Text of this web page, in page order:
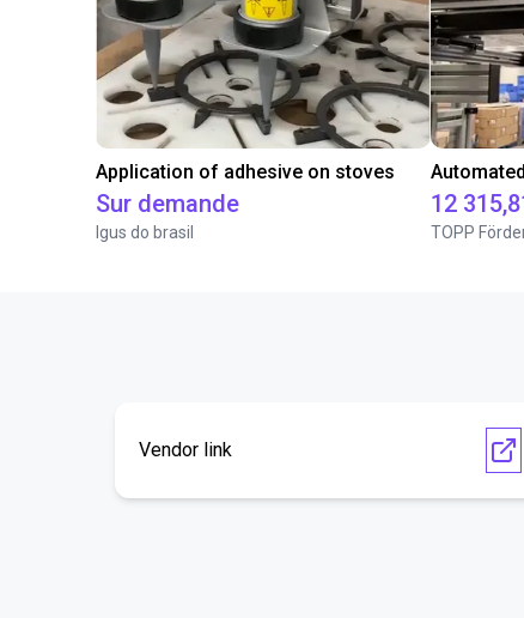
Application of adhesive on stoves
Sur demande
Igus do brasil
12
TOPP
Vendor link